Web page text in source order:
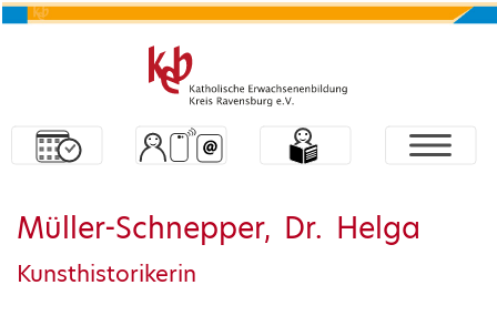
Müller-Schnepper, Dr. Helga
Kunsthistorikerin